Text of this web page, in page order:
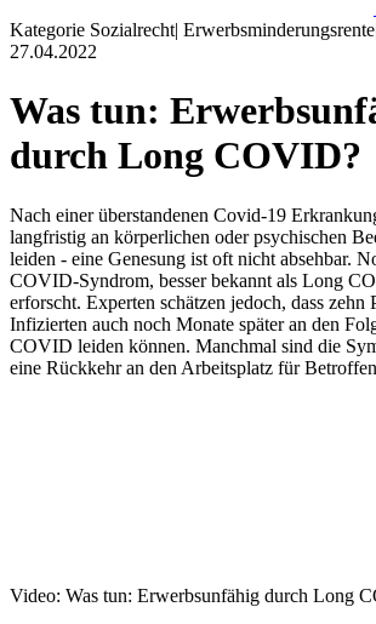
Kategorie Sozialrecht| Erwerbsminderungsrente
27.04.2022
Was tun:
durch Long COVID?
Nach einer überstandenen Covid-19
langfristig an körperlichen oder psychischen
leiden - eine Genesung ist oft nicht absehbar.
COVID-Syndrom, besser bekannt als Long
erforscht. Experten schätzen jedoch, dass zehn
Infizierten auch noch Monate später an den
COVID leiden können. Manchmal sind die
eine Rückkehr an den Arbeitsplatz für
Video: Was tun: Erwerbsunfähig durch Long